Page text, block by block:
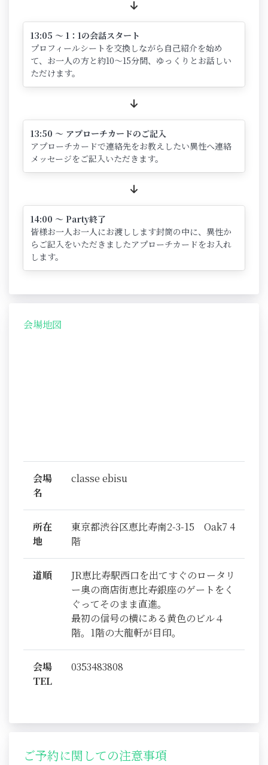
13:05 ～ 1：1の会話スタート
プロフィールシートを交換しながら自己紹介を始め
て、お一人の方と約10～15分間、ゆっくりとお話しい
ただけます。
13:50 ～ アプローチカードのご記入
アプローチカードで連絡先をお教えしたい異性へ連絡
メッセージをご記入いただきます。
14:00 ～ Party終了
皆様お一人お一人にお渡しします封筒の中に、異性か
らご記入をいただきましたアプローチカードをお入れ
します。
会場地図
会場
名
classe ebisu
所在
地
東京都渋谷区恵比寿南2-3-15 Oak7 4
階
道順
JR恵比寿駅西口を出てすぐのロータリ
ー奥の商店街恵比寿銀座のゲートをく
ぐってそのまま直進。
最初の信号の横にある黄色のビル４
階。1階の大龍軒が目印。
会場
TEL
0353483808
ご予約に関しての注意事項